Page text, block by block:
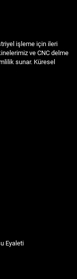
işleme için ileri
ve CNC delme
sunar. Küresel
Eyaleti